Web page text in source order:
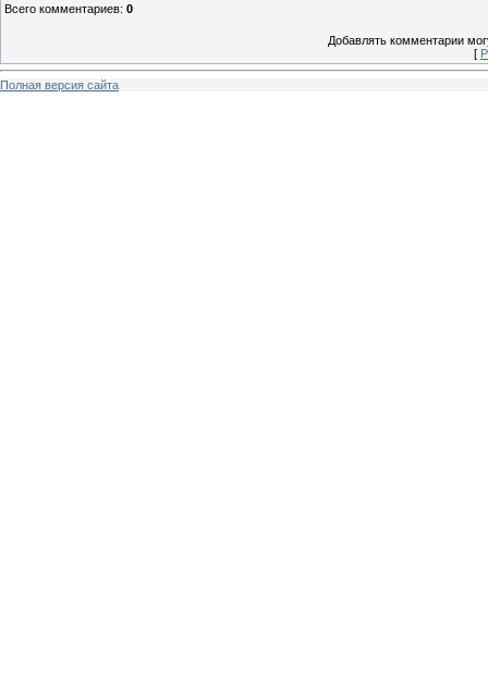
Всего комментариев: 0
Добавлять комментарии
[
Полная версия сайта